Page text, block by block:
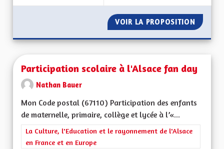
VOIR LA PROPOSITION
Participation scolaire à l'Alsace fan day
Nathan Bauer
Mon Code postal (67110) Participation des enfants
de maternelle, primaire, collège et lycée à l’«...
Filtrer les résultats de la catégorie : La Culture, l'Education et
La Culture, l'Education et le rayonnement de l'Alsace
en France et en Europe